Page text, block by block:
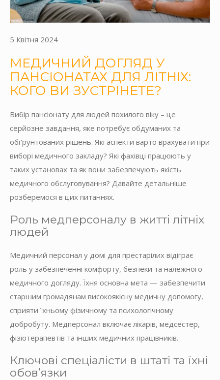
5 Квітня 2024
МЕДИЧНИЙ ДОГЛЯД У
ПАНСІОНАТАХ ДЛЯ ЛІТНІХ:
КОГО ВИ ЗУСТРІНЕТЕ?
Вибір пансіонату для людей похилого віку – це
серйозне завдання, яке потребує обдуманих та
обґрунтованих рішень. Які аспекти варто врахувати при
виборі медичного закладу? Які фахівці працюють у
таких установах та як вони забезпечують якість
медичного обслуговування? Давайте детальніше
розберемося в цих питаннях.
Роль медперсоналу в житті літніх
людей
Медичний персонал у домі для престарілих відіграє
роль у забезпеченні комфорту, безпеки та належного
медичного догляду. Їхня основна мета — забезпечити
старшим громадянам високоякісну медичну допомогу,
сприяти їхньому фізичному та психологічному
добробуту. Медперсонал включає лікарів, медсестер,
фізіотерапевтів та інших медичних працівників.
Ключові спеціалісти в штаті та їхні
обов’язки